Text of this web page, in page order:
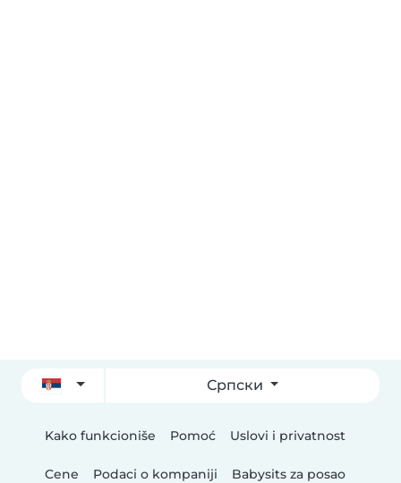
Српски
Kako funkcioniše Pomoć Uslovi i privatnost
Cene Podaci o kompaniji Babysits za posao